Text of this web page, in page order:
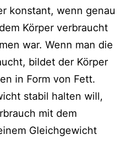
konstant, wenn genau
Körper verbraucht
war. Wenn man die
bildet der Körper
in Form von Fett.
stabil halten will,
mit dem
Gleichgewicht